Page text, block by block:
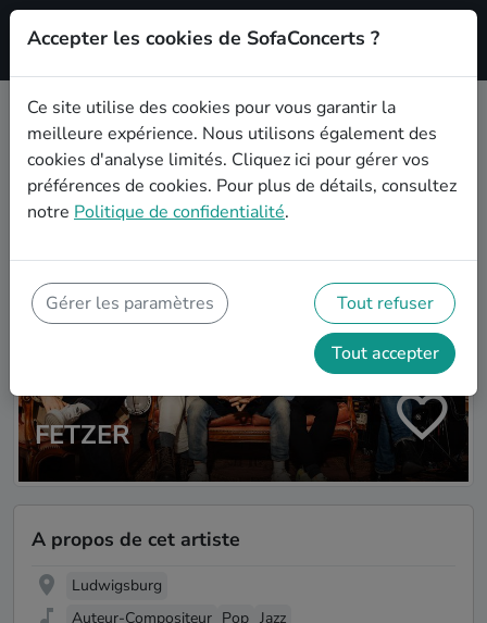
S'inscrire'
Plus d'artistes
FETZER
A propos de cet artiste
Ludwigsburg
Auteur-Compositeur Pop Jazz
Accepter les cookies de SofaConcerts ?
Ce site utilise des cookies pour vous garantir la
meilleure expérience. Nous utilisons également des
cookies d'analyse limités. Cliquez ici pour gérer vos
préférences de cookies. Pour plus de détails, consultez
notre Politique de confidentialité.
Gérer les paramètres Tout refuser
Tout accepter